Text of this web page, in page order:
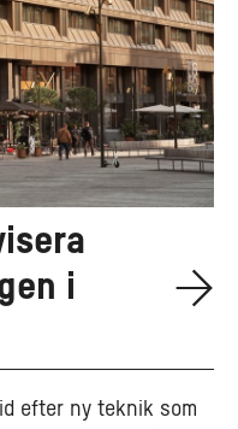
i
efter ny teknik som